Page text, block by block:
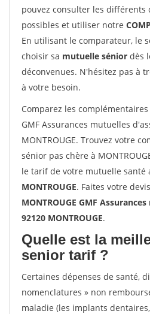
pouvez consulter les différents
possibles et utiliser notre
En utilisant le comparateur, le
choisir sa mutuelle sénior dès
déconvenues. N'hésitez pas à
à votre besoin.
Comparez les
GMF Assurances mutuelles
MONTROUGE. Trouvez votre
sénior pas chère à
le tarif de votre mutuelle santé
MONTROUGE. Faites votre
MONTROUGE GMF
92120 MONTROUGE.
Quelle est la
senior tarif ?
Certaines dépenses de santé,
nomenclatures » non
maladie (les implants